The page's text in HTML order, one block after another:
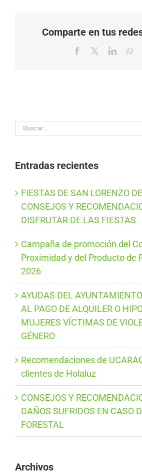
Comparte en tus
Facebook
Buscar:
Entradas recientes
FIESTAS DE SAN LORENZO
CONSEJOS Y
DISFRUTAR DE LAS FIESTAS
Campaña de promoción del
Proximidad y del Producto de
2026
AYUDAS DEL
AL PAGO DE ALQUILER O
MUJERES VÍCTIMAS DE
GÉNERO
Recomendaciones de
clientes de Holaluz
CONSEJOS Y
DAÑOS SUFRIDOS EN CASO
FORESTAL
Archivos